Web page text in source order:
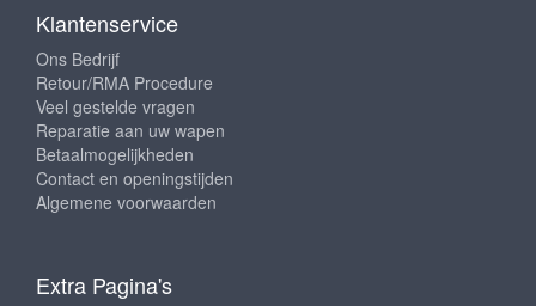
Klantenservice
Ons Bedrijf
Retour/RMA Procedure
Veel gestelde vragen
Reparatie aan uw wapen
Betaalmogelijkheden
Contact en openingstijden
Algemene voorwaarden
Extra Pagina's